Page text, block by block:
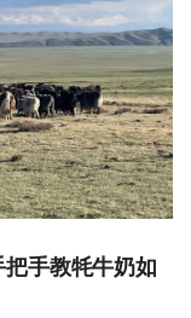
手教牦牛奶如